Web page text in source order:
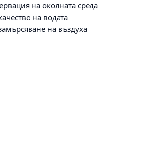
на околната среда
на водата
на въздуха